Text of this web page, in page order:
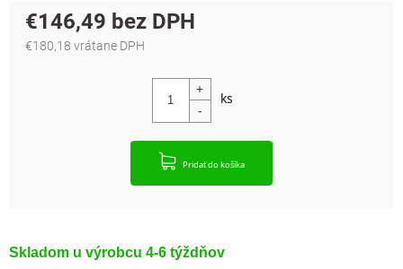
Skladom u výrobcu 4-6 týždňov
€146,49
€180,18 vrátane DPH
Pridať do košíka